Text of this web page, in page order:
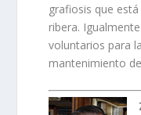
grafiosis que
ribera.
voluntarios para
mantenimiento